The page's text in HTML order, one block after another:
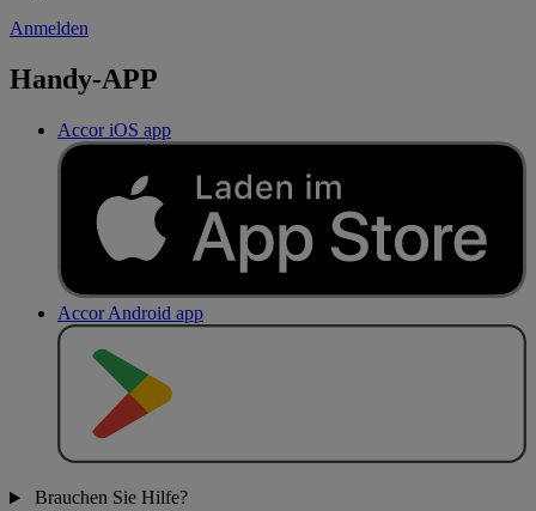
Anmelden
Handy-APP
Accor iOS app
Accor Android app
Brauchen Sie Hilfe?